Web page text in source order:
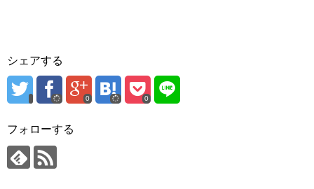
シェアする
0 0
フォローする